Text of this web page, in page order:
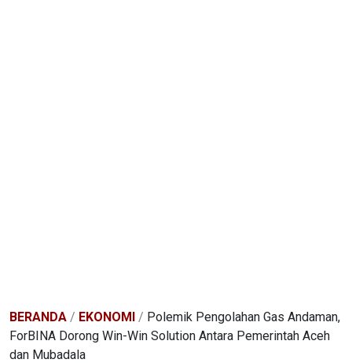
BERANDA / EKONOMI / Polemik Pengolahan Gas Andaman,
ForBINA Dorong Win-Win Solution Antara Pemerintah Aceh
dan Mubadala